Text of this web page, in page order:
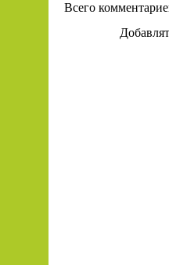
Всего